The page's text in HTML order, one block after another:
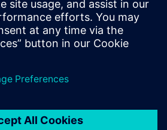
du kannst nun Virtual Lab nutzen
bereitsteht.